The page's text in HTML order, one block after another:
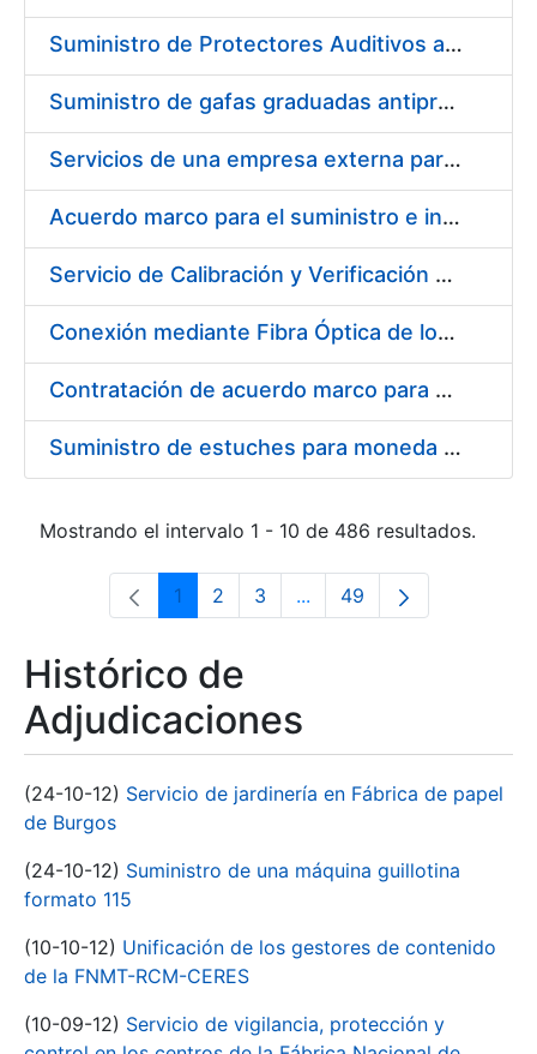
Suministro de Protectores Auditivos a medida para las personas trabajadoras de los Centros de Trabajo de Madrid y Burgos
Suministro de gafas graduadas antiproyecciones para los trabajadores de la FNMT-RCM en los centros de trabajo de Madrid y Burgos
Servicios de una empresa externa para el asesoramiento y resolución de los recursos de alzada que se presentan relacionados con procesos de selección para la FNMT-RCM
Acuerdo marco para el suministro e instalación de persianas, estores y otros complementos
Servicio de Calibración y Verificación Externa de los Equipos de Medición del Servicio de Prevención de la FNMT-RCM
Conexión mediante Fibra Óptica de los Centros de Proceso de Datos (CPDs) de las sedes de la FNMT-RCM de Burgos y Madrid
Contratación de acuerdo marco para el Suministro de Material de Electricidad para la Fábrica Nacional de Moneda y Timbre-Real Casa de la Moneda en su centro de trabajo de Burgos
Suministro de estuches para moneda de 30 €
Mostrando el intervalo 1 - 10 de 486 resultados.
Página
1 Página
2 Página
3 ...Páginas intermedias Use
Página
49
Histórico de
Adjudicaciones
(24-10-12) Servicio de jardinería en Fábrica de papel
de Burgos
(24-10-12) Suministro de una máquina guillotina
formato 115
(10-10-12) Unificación de los gestores de contenido
de la FNMT-RCM-CERES
(10-09-12) Servicio de vigilancia, protección y